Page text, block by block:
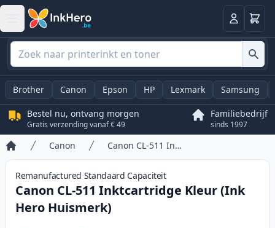
Log in
Brother Canon Epson HP Lexmark Samsung
Bestel nu, ontvang morgen
Gratis verzending vanaf € 49
Familiebedrijf
sinds 1997
Home
Canon Canon CL-511 Inktcartridge Kleur (Ink Hero Huismerk)
Remanufactured Standaard Capaciteit
Canon CL-511 Inktcartridge Kleur (Ink
Hero Huismerk)